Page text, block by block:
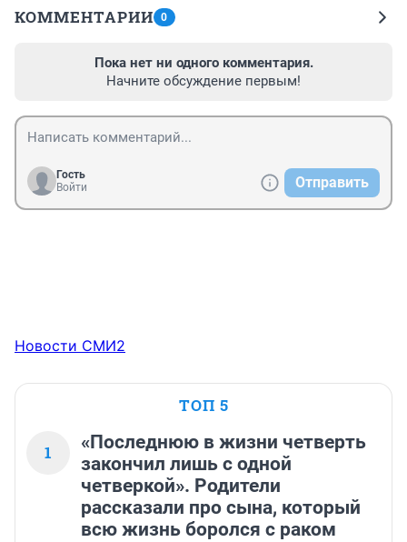
КОММЕНТАРИИ 0
Пока нет ни одного комментария.
Начните обсуждение первым!
Гость
Войти
Отправить
Новости СМИ2
ТОП 5
1
«Последнюю в жизни четверть
закончил лишь с одной
четверкой». Родители
рассказали про сына, который
всю жизнь боролся с раком